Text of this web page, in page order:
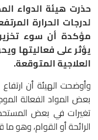
حذرت هيئة الدواء
لدرجات الحرارة
مؤكدة أن سوء
يؤثر على فعاليتها
العلاجية المتوقعة.
وأوضحت الهيئة أن
بعض المواد الفعالة
تغيرات في بعض
الرائحة أو القوام، وهو